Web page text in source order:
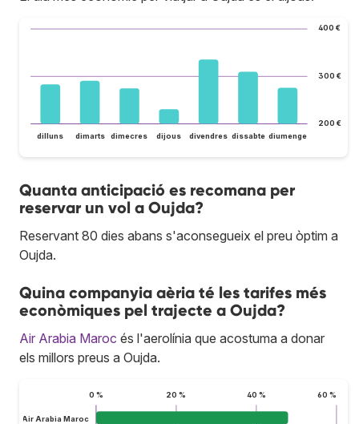
200 €
300 €
400 €
dilluns dimarts dimecres dijous divendres dissabte diumenge
Quanta anticipació es recomana per
reservar un vol a Oujda?
Reservant 80 dies abans s'aconsegueix el preu òptim a
Oujda.
Quina companyia aèria té les tarifes més
econòmiques pel trajecte a Oujda?
Air Arabia Maroc és l'aerolínia que acostuma a donar
els millors preus a Oujda.
0 % 20 % 40 % 60 %
Air Arabia Maroc